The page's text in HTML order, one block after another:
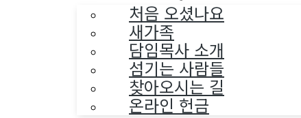
처음 오셨나요
새가족
담임목사 소개
섬기는 사람들
찾아오시는 길
온라인 헌금